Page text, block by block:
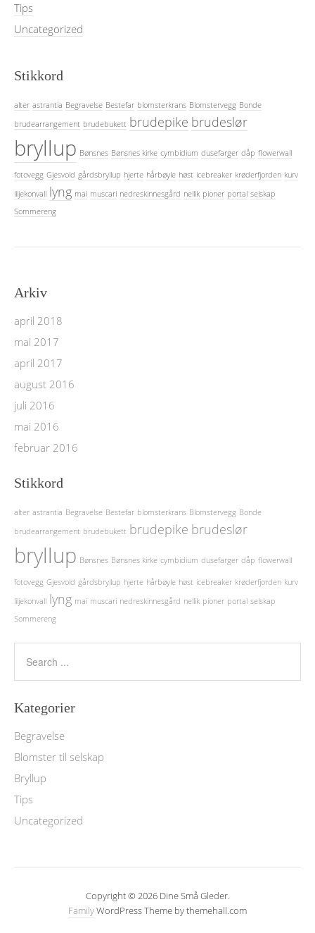
Tips
Uncategorized
Stikkord
alter astrantia Begravelse Bestefar blomsterkrans Blomstervegg Bonde
brudearrangement brudebukett brudepike brudeslør
bryllup Bønsnes Bønsnes kirke cymbidium dusefarger dåp flowerwall
fotovegg Gjesvold gårdsbryllup hjerte hårbøyle høst icebreaker krøderfjorden kurv
liljekonvall lyng mai muscari nedreskinnesgård nellik pioner portal selskap
Sommereng
Arkiv
april 2018
mai 2017
april 2017
august 2016
juli 2016
mai 2016
februar 2016
Stikkord
alter astrantia Begravelse Bestefar blomsterkrans Blomstervegg Bonde
brudearrangement brudebukett brudepike brudeslør
bryllup Bønsnes Bønsnes kirke cymbidium dusefarger dåp flowerwall
fotovegg Gjesvold gårdsbryllup hjerte hårbøyle høst icebreaker krøderfjorden kurv
liljekonvall lyng mai muscari nedreskinnesgård nellik pioner portal selskap
Sommereng
Kategorier
Begravelse
Blomster til selskap
Bryllup
Tips
Uncategorized
Copyright © 2026 Dine Små Gleder.
FamilyWordPress Theme by themehall.com